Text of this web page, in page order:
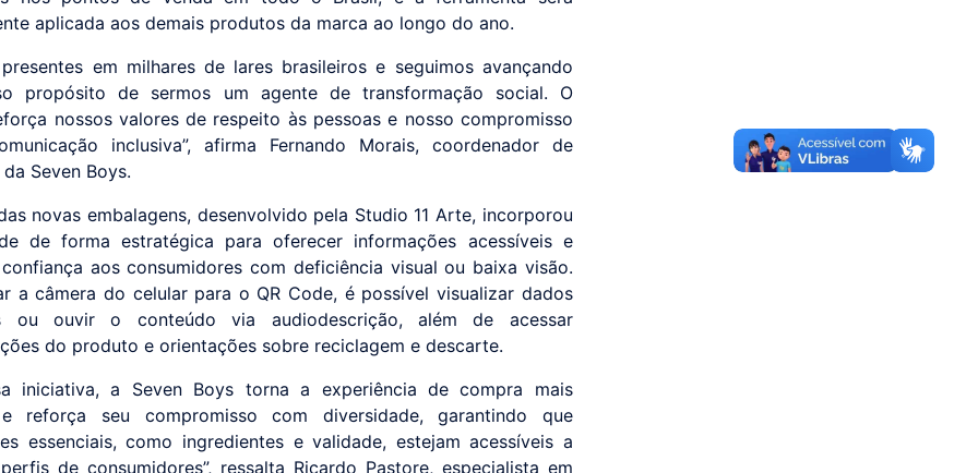
aplicada aos demais produtos da marca ao longo do ano.
presentes em milhares de lares brasileiros e seguimos avançando
propósito de sermos um agente de transformação social. O
nossos valores de respeito às pessoas e nosso compromisso
inclusiva”, afirma Fernando Morais, coordenador de
Seven Boys.
novas embalagens, desenvolvido pela Studio 11 Arte, incorporou
de forma estratégica para oferecer informações acessíveis e
aos consumidores com deficiência visual ou baixa visão.
a câmera do celular para o QR Code, é possível visualizar dados
ou ouvir o conteúdo via audiodescrição, além de acessar
do produto e orientações sobre reciclagem e descarte.
iniciativa, a Seven Boys torna a experiência de compra mais
reforça seu compromisso com diversidade, garantindo que
essenciais, como ingredientes e validade, estejam acessíveis a
de consumidores”, ressalta Ricardo Pastore, especialista em